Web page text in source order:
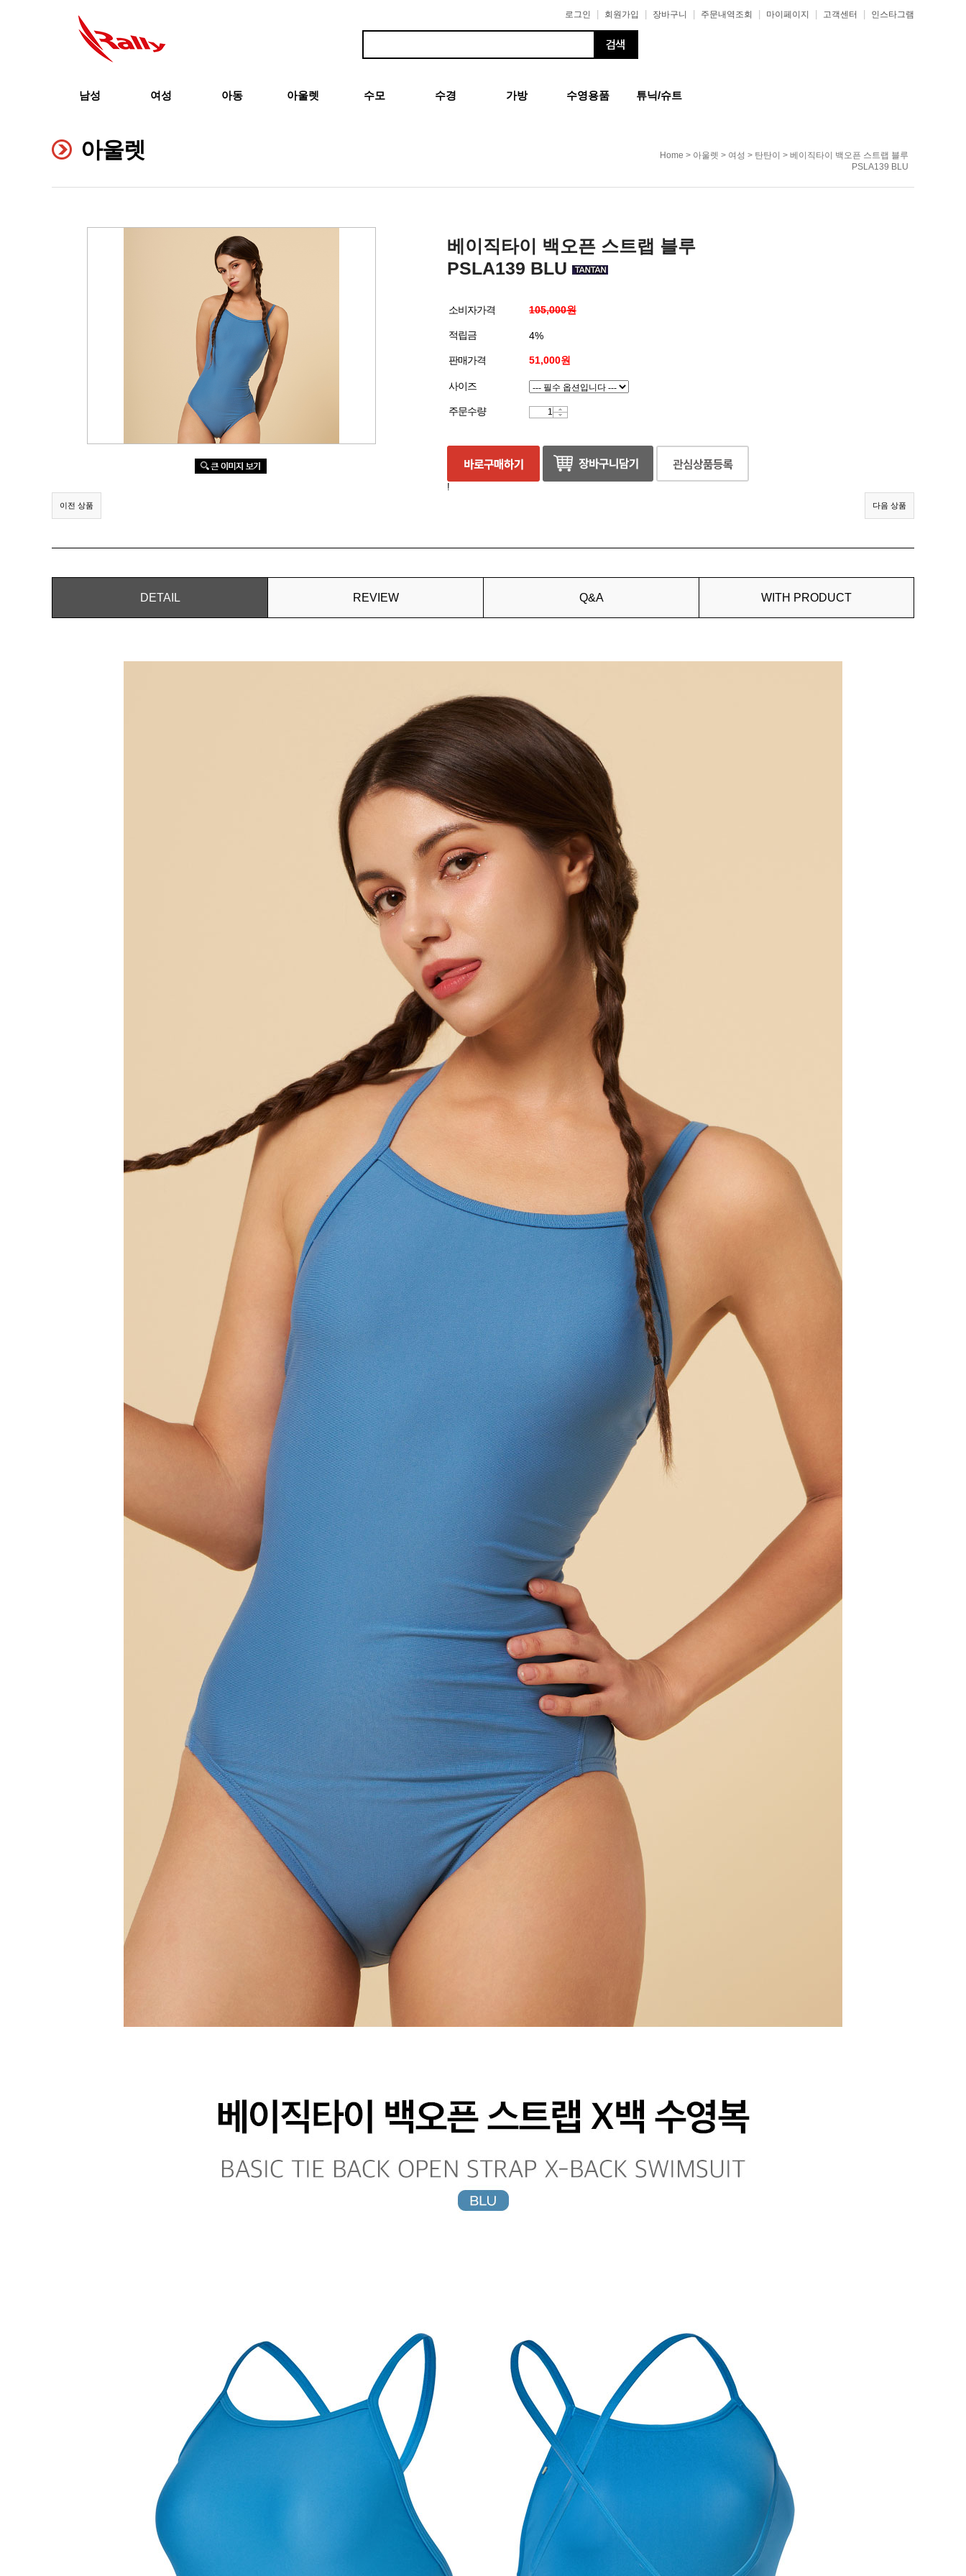
로그인 회원가입 장바구니 주문내역조회 마이페이지 고객센터 인스타그램
남성 여성 아동 아울렛 수모 수경 가방 수영용품 튜닉/슈트
아울렛 Home > 아울렛 > 여성 > 탄탄이 > 베이직타이 백오픈 스트랩 블루
PSLA139 BLU
베이직타이 백오픈 스트랩 블루
PSLA139 BLU
소비자가격 105,000원
적립금 4%
판매가격 51,000원
사이즈
주문수량
!
이전 상품 다음 상품
DETAIL REVIEW Q&A WITH PRODUCT